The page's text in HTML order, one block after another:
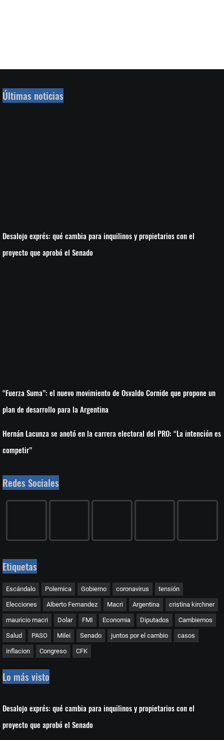
Últimas noticias
Desalojo exprés: qué cambia para inquilinos y propietarios con el
proyecto que aprobó el Senado
“Fuerza Suma”: el nuevo movimiento de Osvaldo Cornide que propone un
plan de desarrollo para la Argentina
Hernán Lacunza se anotó en la carrera electoral del PRO: “La intención es
competir”
Redes Sociales
Etiquetas
Escándalo Polemica Gobierno coronavirus tensión
Elecciones Alberto Fernandez Macri Argentina cristina kirchner
mauricio macri Dolar FMI Economia Diputados Cambiemos
Salud PASO Milei Senado juntos por el cambio casos
inflacion Congreso CFK
Lo más visto
Desalojo exprés: qué cambia para inquilinos y propietarios con el
proyecto que aprobó el Senado